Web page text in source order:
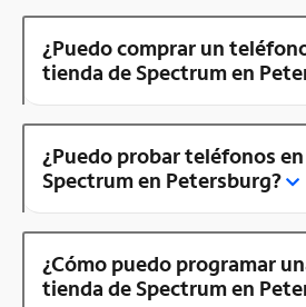
¿Puedo comprar un
tienda de Spectrum en
¿Puedo probar teléfonos
Spectrum en Petersburg?
¿Cómo puedo programar
tienda de Spectrum en